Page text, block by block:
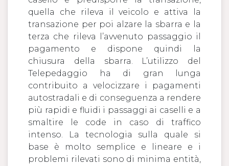
quella che rileva il veicolo e attiva la
transazione per poi alzare la sbarra e la
terza che rileva l’avvenuto passaggio il
pagamento e dispone quindi la
chiusura della sbarra. L’utilizzo del
Telepedaggio ha di gran lunga
contribuito a velocizzare i pagamenti
autostradali e di conseguenza a rendere
più rapidi e fluidi i passaggi ai caselli e a
smaltire le code in caso di traffico
intenso. La tecnologia sulla quale si
base è molto semplice e lineare e i
problemi rilevati sono di minima entità,